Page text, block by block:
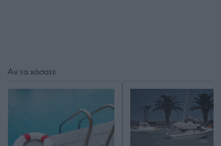
Αν τα χάσατε